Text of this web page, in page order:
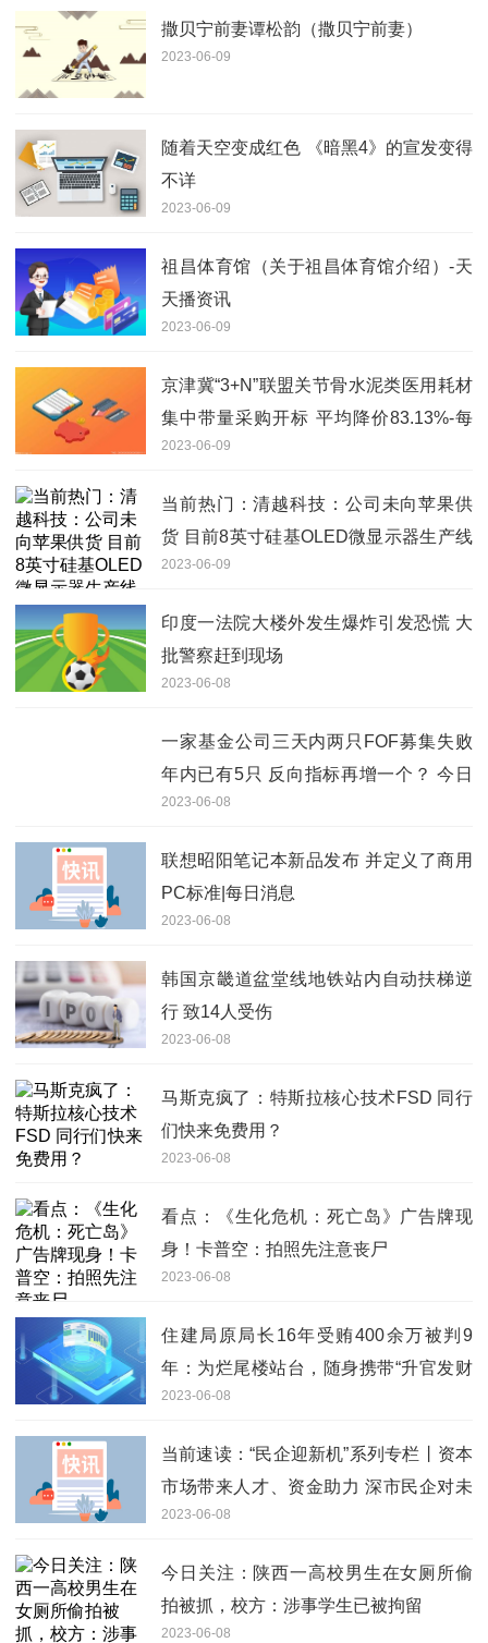
撒贝宁前妻谭松韵（撒贝宁前妻）
2023-06-09
随着天空变成红色 《暗黑4》的宣发变得
不详
2023-06-09
祖昌体育馆（关于祖昌体育馆介绍）-天
天播资讯
2023-06-09
京津冀“3+N”联盟关节骨水泥类医用耗材
集中带量采购开标 平均降价83.13%-每
日消息
2023-06-09
当前热门：清越科技：公司未向苹果供
货 目前8英寸硅基OLED微显示器生产线
的良率、产能尚处于量产初期
2023-06-09
印度一法院大楼外发生爆炸引发恐慌 大
批警察赶到现场
2023-06-08
一家基金公司三天内两只FOF募集失败
年内已有5只 反向指标再增一个？ 今日
热搜
2023-06-08
联想昭阳笔记本新品发布 并定义了商用
PC标准|每日消息
2023-06-08
韩国京畿道盆堂线地铁站内自动扶梯逆
行 致14人受伤
2023-06-08
马斯克疯了：特斯拉核心技术FSD 同行
们快来免费用？
2023-06-08
看点：《生化危机：死亡岛》广告牌现
身！卡普空：拍照先注意丧尸
2023-06-08
住建局原局长16年受贿400余万被判9
年：为烂尾楼站台，随身携带“升官发财
符”
2023-06-08
当前速读：“民企迎新机”系列专栏丨资本
市场带来人才、资金助力 深市民企对未
来发展持续乐观
2023-06-08
今日关注：陕西一高校男生在女厕所偷
拍被抓，校方：涉事学生已被拘留
2023-06-08